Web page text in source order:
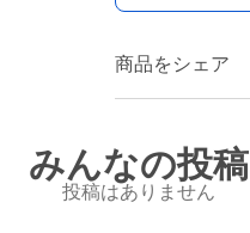
商品をシェア
みんなの投稿
投稿はありません